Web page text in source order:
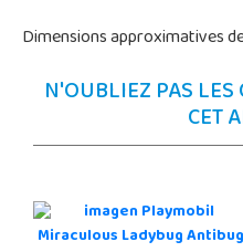
Dimensions approximatives
N'OUBLIEZ PAS
CET